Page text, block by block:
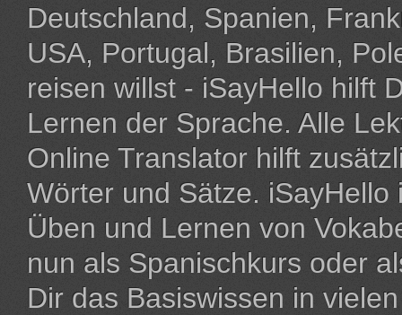
Deutschland, Spanien,
USA, Portugal, Brasilien,
reisen willst - iSayHello hilft
Lernen der Sprache. Alle
Online Translator hilft
Wörter und Sätze.
Üben und Lernen von
nun als Spanischkurs oder
Dir das Basiswissen in